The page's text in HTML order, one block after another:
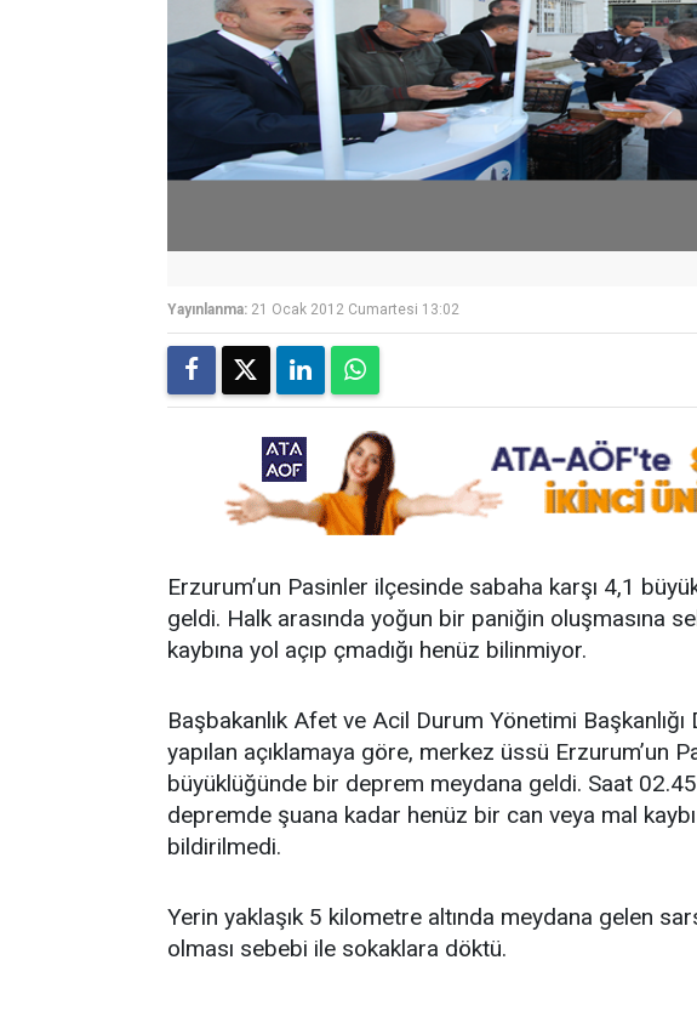
Yayınlanma: 21 Ocak 2012 Cumartesi 13:02
Erzurum’un Pasinler ilçesinde sabaha karşı 4,1
geldi. Halk arasında yoğun bir paniğin oluşmasına
kaybına yol açıp çmadığı henüz bilinmiyor.
Başbakanlık Afet ve Acil Durum Yönetimi Başkanlığı
yapılan açıklamaya göre, merkez üssü Erzurum’un
büyüklüğünde bir deprem meydana geldi. Saat
depremde şuana kadar henüz bir can veya mal kaybı
bildirilmedi.
Yerin yaklaşık 5 kilometre altında meydana gelen
olması sebebi ile sokaklara döktü.